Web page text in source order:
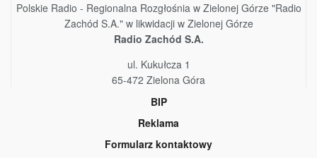
Polskie Radio - Regionalna Rozgłośnia w Zielonej Górze "Radio
Zachód S.A." w likwidacji w Zielonej Górze
Radio Zachód S.A.
ul. Kukułcza 1
65-472 Zielona Góra
BIP
Reklama
Formularz kontaktowy